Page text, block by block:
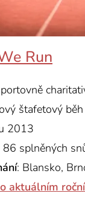
Run
štafetový běh
2013
splněných
: Blansko,
aktuálním